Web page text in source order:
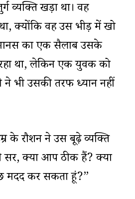
व्यक्ति खड़ा था। वह
क्योंकि वह उस भीड़ में खो
का एक सैलाब उसके
था, लेकिन एक युवक को
भी उसकी तरफ ध्यान नहीं
के रौशन ने उस बूढ़े व्यक्ति
सर, क्या आप ठीक हैं? क्या
कर सकता हूं?”